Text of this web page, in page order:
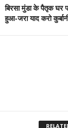
बिरसा मुंडा के पैतृक घर
हुआ-जरा याद करो